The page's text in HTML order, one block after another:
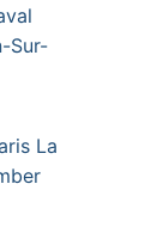
Sur-
La